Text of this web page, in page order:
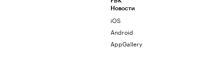
Новости
iOS
Android
AppGallery